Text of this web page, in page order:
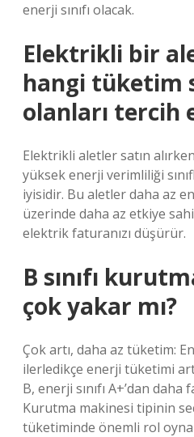
enerji sınıfı olacak.
Elektrikli bir
hangi tüketim
olanları tercih
Elektrikli aletler satın
yüksek enerji verimliliği
iyisidir. Bu aletler daha az
üzerinde daha az etkiye
elektrik faturanızı düşürür.
B sınıfı
çok yakar mı?
Çok artı, daha az tüketim:
ilerledikçe enerji tüketimi
B, enerji sınıfı A+’dan
Kurutma makinesi tipinin
tüketiminde önemli rol